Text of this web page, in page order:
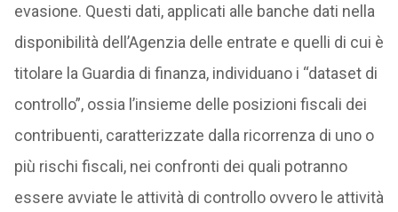
evasione. Questi dati, applicati alle banche dati nella
disponibilità dell’Agenzia delle entrate e quelli di cui è
titolare la Guardia di finanza, individuano i “dataset di
controllo”, ossia l’insieme delle posizioni fiscali dei
contribuenti, caratterizzate dalla ricorrenza di uno o
più rischi fiscali, nei confronti dei quali potranno
essere avviate le attività di controllo ovvero le attività